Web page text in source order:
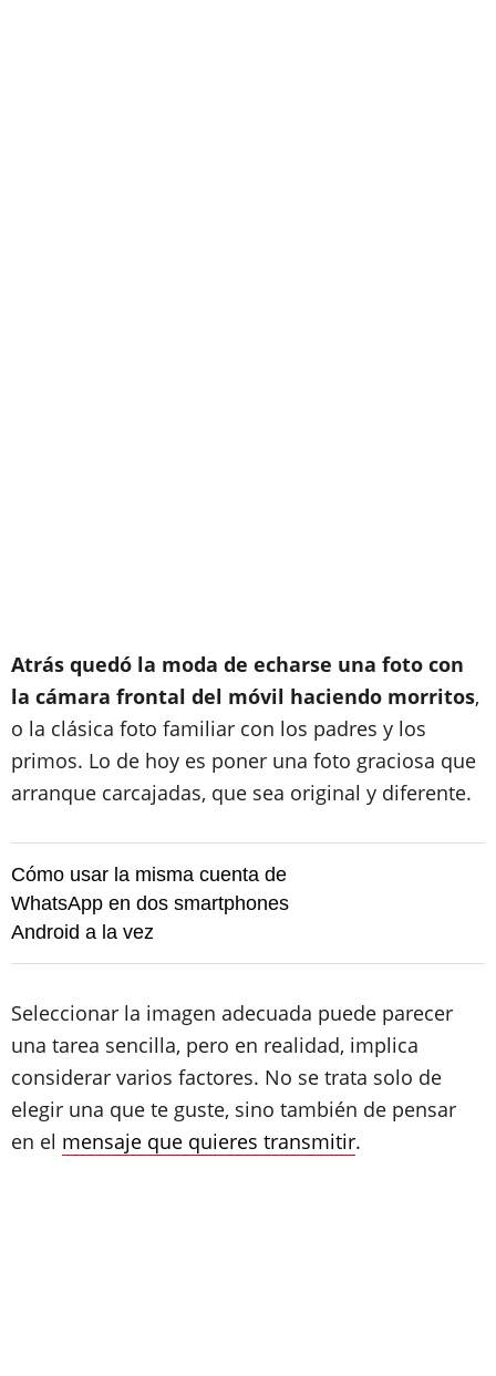
Atrás quedó la moda de echarse una foto con
la cámara frontal del móvil haciendo morritos,
o la clásica foto familiar con los padres y los
primos. Lo de hoy es poner una foto graciosa que
arranque carcajadas, que sea original y diferente.
Cómo usar la misma cuenta de
WhatsApp en dos smartphones
Android a la vez
Seleccionar la imagen adecuada puede parecer
una tarea sencilla, pero en realidad, implica
considerar varios factores. No se trata solo de
elegir una que te guste, sino también de pensar
en el mensaje que quieres transmitir.